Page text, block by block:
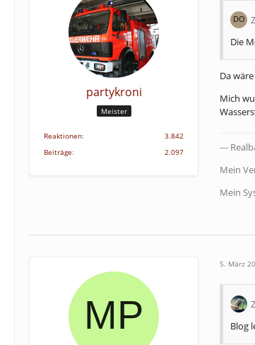
partykroni
Meister
Reaktionen
3.842
Beiträge
2.097
Die
Da
Mich
---
Mein
Mein
5. März
Blog